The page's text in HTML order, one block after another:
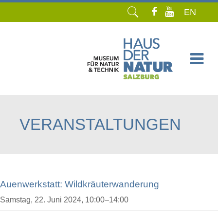
EN
VERANSTALTUNGEN
Auenwerkstatt: Wildkräuterwanderung
Samstag, 22. Juni 2024, 10:00–14:00